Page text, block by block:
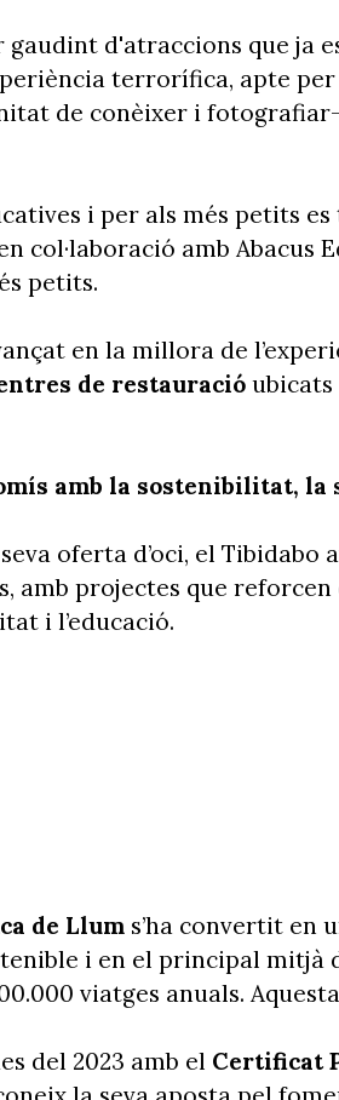
d'atraccions que ja
terrorífica, apte
de conèixer i
i per als més petits
col·laboració amb Abacus
petits.
en la millora de
de restauració ubicats
amb la sostenibilitat,
oferta d’oci, el Tibidabo
amb projectes que
i l’educació.
de Llum s’ha convertit en
i en el principal
viatges anuals.
del 2023 amb el Certificat